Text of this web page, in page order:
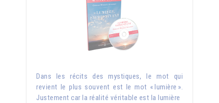
Dans les récits des mystiques, le mot qui
revient le plus souvent est le mot « lumière ».
Justement car la réalité véritable est la lumière